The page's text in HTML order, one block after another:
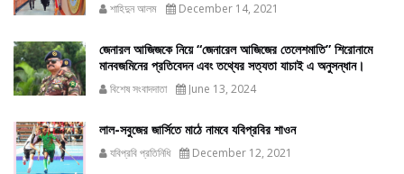
শাহিদুন আলম December 14, 2021
জেনারল আজিজকে নিয়ে “জেনারেল আজিজের তেলেশমাতি” শিরোনামে
মানবজমিনের প্রতিবেদন এবং তথ্যের সত্যতা যাচাই এ অনুসন্ধান।
বিশেষ সংবাদদাতা June 13, 2024
লাল-সবুজের জার্সিতে মাঠে নামবে যবিপ্রবির শাওন
যবিপ্রবি প্রতিনিধি December 12, 2021